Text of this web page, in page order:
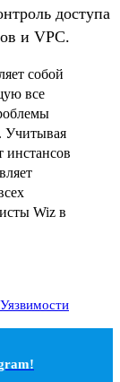
доступа
и VPC.
собой
все
Учитывая
инстансов
Wiz в
Уязвимости